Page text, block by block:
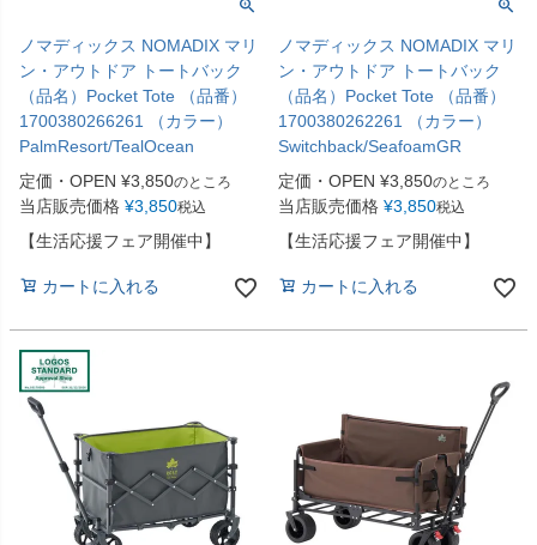
ノマディックス NOMADIX マリ
ン・アウトドア トートバック
（品名）Pocket Tote （品番）
1700380266261 （カラー）
PalmResort/TealOcean
定価・OPEN ¥3,850のところ
当店販売価格 ¥3,850税込
【生活応援フェア開催中】
カートに入れる
ノマディックス NOMADIX マリ
ン・アウトドア トートバック
（品名）Pocket Tote （品番）
1700380262261 （カラー）
Switchback/SeafoamGR
定価・OPEN ¥3,850のところ
当店販売価格 ¥3,850税込
【生活応援フェア開催中】
カートに入れる